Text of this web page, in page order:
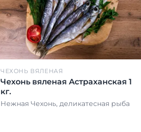
ЧЕХОНЬ ВЯЛЕНАЯ
Чехонь вяленая Астраханская 1
кг.
Нежная Чехонь, деликатесная рыба